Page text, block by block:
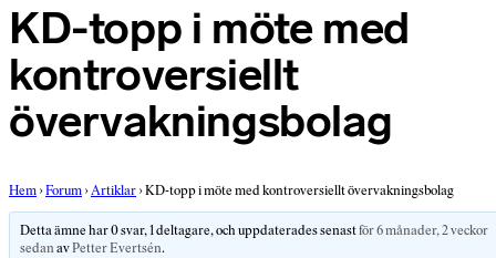
KD-topp i möte med
kontroversiellt
övervakningsbolag
Hem ›Forum ›Artiklar ›KD-topp i möte med kontroversiellt övervakningsbolag
Detta ämne har 0 svar, 1 deltagare, och uppdaterades senastför 6 månader, 2 veckor
sedanavPetter Evertsén.